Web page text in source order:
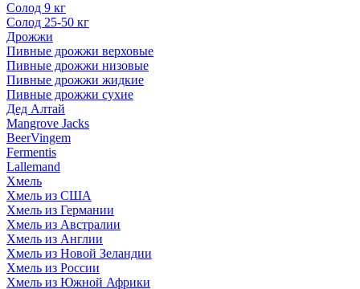
Солод 9 кг
Солод 25-50 кг
Дрожжи
Пивные дрожжи верховые
Пивные дрожжи низовые
Пивные дрожжи жидкие
Пивные дрожжи сухие
Дед Алтай
Mangrove Jacks
BeerVingem
Fermentis
Lallemand
Хмель
Хмель из США
Хмель из Германии
Хмель из Австралии
Хмель из Англии
Хмель из Новой Зеландии
Хмель из России
Хмель из Южной Африки